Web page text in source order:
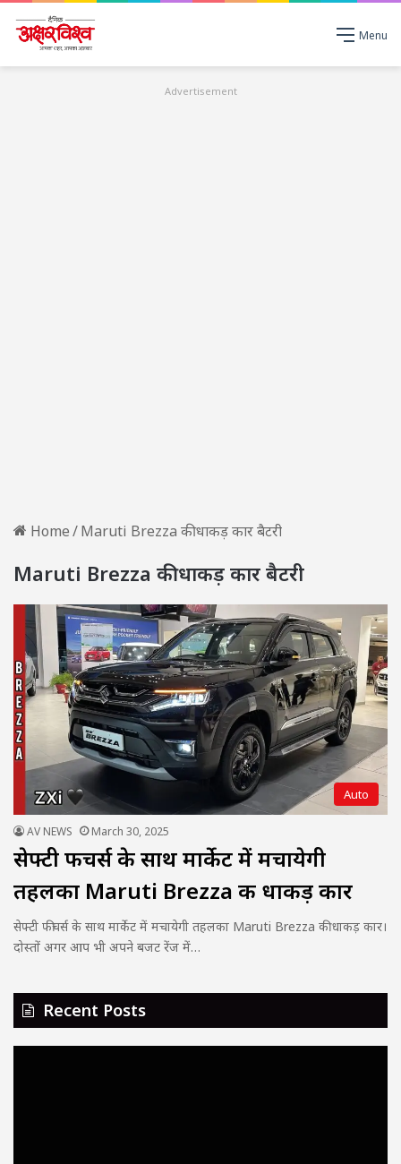
Menu
Advertisement
Home/Maruti Brezza की धाकड़ कार बैटरी
Maruti Brezza की धाकड़ कार बैटरी
Auto
AV NEWS March 30, 2025
सेफ्टी फीचर्स के साथ मार्केट में मचायेगी
तहलका Maruti Brezza की धाकड़ कार
सेफ्टी फीचर्स के साथ मार्केट में मचायेगी तहलका Maruti Brezza की धाकड़ कार।
दोस्तों अगर आप भी अपने बजट रेंज में…
Recent Posts